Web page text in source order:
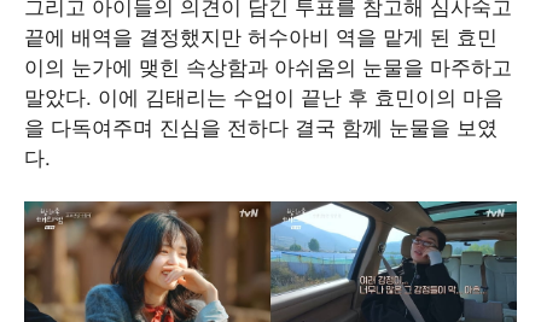
끝에 배역을 결정했지만 허수아비 역을 맡게 된 효민
이의 눈가에 맺힌 속상함과 아쉬움의 눈물을 마주하고
말았다. 이에 김태리는 수업이 끝난 후 효민이의 마음
을 다독여주며 진심을 전하다 결국 함께 눈물을 보였
다.